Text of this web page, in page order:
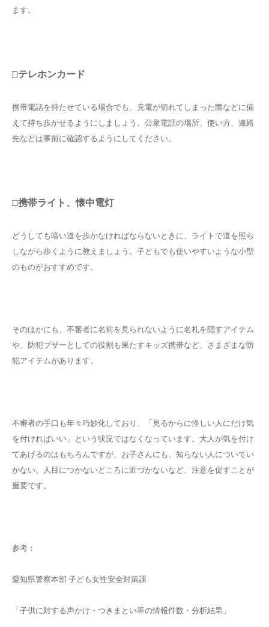
ます。
□テレホンカード
携帯電話を持たせている場合でも、充電が切れてしまった際などに備
えて持ち歩かせるようにしましょう。公衆電話の場所、使い方、連絡
先などは事前に確認するようにしてください。
□携帯ライト、懐中電灯
どうしても暗い道を歩かなければならないときに、ライトで道を照ら
しながら歩くように教えましょう。子どもでも使いやすいような小型
のものがおすすめです。
そのほかにも、不審者に名前を見られないように名札を隠すアイテム
や、防犯ブザーとしての役割も果たすキッズ携帯など、さまざまな防
犯アイテムがあります。
不審者の手口も年々巧妙化しており、「見るからに怪しい人にだけ気
を付ければいい」という状況ではなくなっています。大人が気を付け
てあげるのはもちろんですが、お子さんにも、知らない人についてい
かない、人目につかないところに近づかないなど、注意を促すことが
重要です。
参考：
愛知県警察本部 子ども女性安全対策課
「子供に対する声かけ・つきまとい等の情報件数・分析結果」